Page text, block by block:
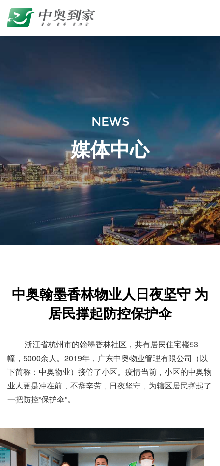
NEWS
媒体中心
中奥翰墨香林物业人日夜坚守 为
居民撑起防控保护伞
浙江省杭州市的翰墨香林社区，共有居民住宅楼53
幢，5000余人。2019年，广东中奥物业管理有限公司（以
下简称：中奥物业）接管了小区。疫情当前，小区的中奥物
业人更是冲在前，不辞辛劳，日夜坚守，为辖区居民撑起了
一把防控“保护伞”。